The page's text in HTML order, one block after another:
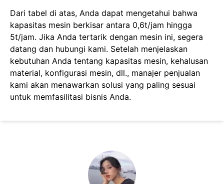
Dari tabel di atas, Anda dapat mengetahui bahwa
kapasitas mesin berkisar antara 0,6t/jam hingga
5t/jam. Jika Anda tertarik dengan mesin ini, segera
datang dan hubungi kami. Setelah menjelaskan
kebutuhan Anda tentang kapasitas mesin, kehalusan
material, konfigurasi mesin, dll., manajer penjualan
kami akan menawarkan solusi yang paling sesuai
untuk memfasilitasi bisnis Anda.